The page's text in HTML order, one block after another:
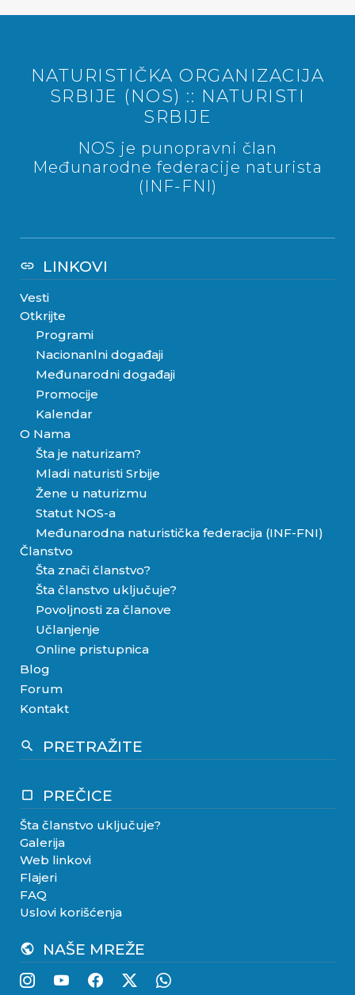
NATURISTIČKA ORGANIZACIJA
SRBIJE (NOS) :: NATURISTI
SRBIJE
NOS je punopravni član
Međunarodne federacije naturista
(INF-FNI)
link LINKOVI
Vesti
Otkrijte
Programi
Nacionanlni događaji
Međunarodni događaji
Promocije
Kalendar
O Nama
Šta je naturizam?
Mladi naturisti Srbije
Žene u naturizmu
Statut NOS-a
Međunarodna naturistička federacija (INF-FNI)
Članstvo
Šta znači članstvo?
Šta članstvo uključuje?
Povoljnosti za članove
Učlanjenje
Online pristupnica
Blog
Forum
Kontakt
search PRETRAŽITE
crop_square PREČICE
Šta članstvo uključuje?
Galerija
Web linkovi
Flajeri
FAQ
Uslovi korišćenja
public NAŠE MREŽE